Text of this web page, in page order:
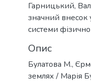
Гарницький,
значний внесок
системи
Опис
Булатова М.,
землях / Марія